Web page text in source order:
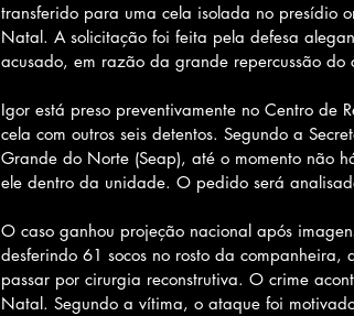
transferido para uma cela isolada no presídio
Natal. A solicitação foi feita pela defesa
acusado, em razão da grande repercussão do
Igor está preso preventivamente no Centro de
cela com outros seis detentos. Segundo a
Grande do Norte (Seap), até o momento não
ele dentro da unidade. O pedido será
O caso ganhou projeção nacional após
desferindo 61 socos no rosto da companheira,
passar por cirurgia reconstrutiva. O crime
Natal. Segundo a vítima, o ataque foi